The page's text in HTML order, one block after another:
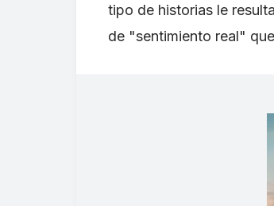
tipo de historias le
de "sentimiento real"